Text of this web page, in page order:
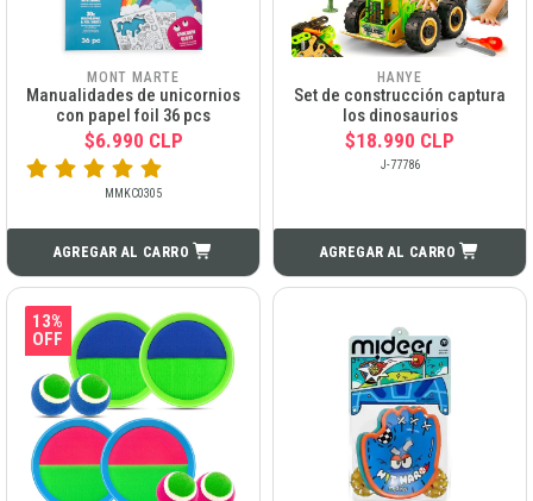
MONT MARTE
Manualidades de unicornios
con papel foil 36 pcs
$6.990 CLP
MMKC0305
AGREGAR AL CARRO
HANYE
Set de construcción captura
los dinosaurios
$18.990 CLP
J-77786
AGREGAR AL CARRO
13%
OFF